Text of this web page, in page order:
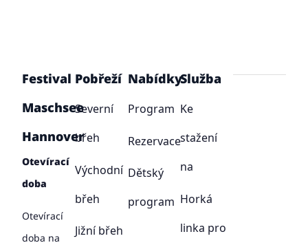
Festival
Maschsee
Hannover
Otevírací
doba
Otevírací
doba na
Pobřeží
Severní
břeh
Východní
břeh
Jižní břeh
Nabídky
Program
Rezervace
Dětský
program
Služba
Ke
stažení
na
Horká
linka pro